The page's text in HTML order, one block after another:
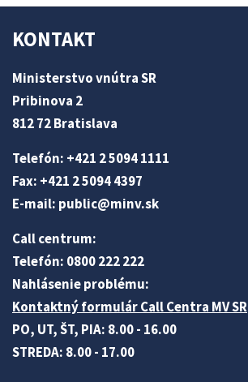
KONTAKT
Ministerstvo vnútra SR
Pribinova 2
812 72 Bratislava
Telefón: +421 2 5094 1111
Fax: +421 2 5094 4397
E-mail: public@minv.sk
Call centrum:
Telefón: 0800 222 222
Nahlásenie problému:
Kontaktný formulár Call Centra MV SR
PO, UT, ŠT, PIA: 8.00 - 16.00
STREDA: 8.00 - 17.00